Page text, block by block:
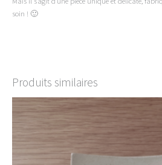
soin ! 🙂
Produits similaires